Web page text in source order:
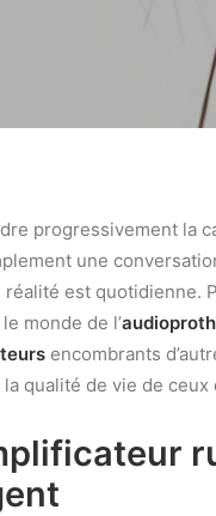
progressivement la
une
réalité est
monde de l’
encombrants
qualité de vie de